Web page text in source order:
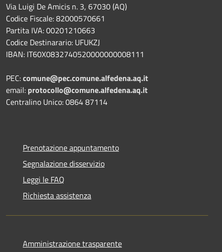
Via Luigi De Amicis n. 3, 67030 (AQ)
Codice Fiscale: 82000570661
Partita IVA: 00201210663
Codice Destinarario: UFUKZJ
IBAN: IT60X0832740520000000008111
PEC:comune@pec.comune.alfedena.aq.it
email: protocollo@comune.alfedena.aq.it
Centralino Unico: 0864 87114
Prenotazione appuntamento
Segnalazione disservizio
Leggi le FAQ
Richiesta assistenza
Amministrazione trasparente